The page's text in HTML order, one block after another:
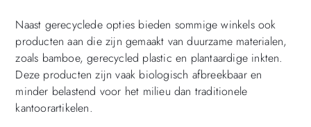
Naast gerecyclede opties bieden sommige winkels ook
producten aan die zijn gemaakt van duurzame materialen,
zoals bamboe, gerecycled plastic en plantaardige inkten.
Deze producten zijn vaak biologisch afbreekbaar en
minder belastend voor het milieu dan traditionele
kantoorartikelen.